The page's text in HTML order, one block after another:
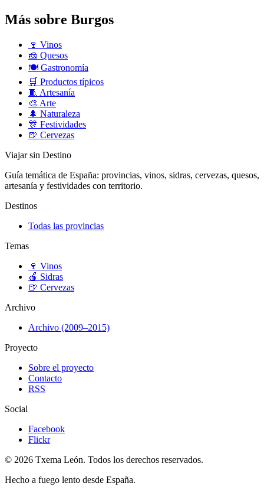
Más sobre Burgos
🍷 Vinos
🧀 Quesos
🍽️ Gastronomía
🛒 Productos típicos
🧵 Artesanía
🎨 Arte
🌲 Naturaleza
🎊 Festividades
🍺 Cervezas
Viajar sin Destino
Guía temática de España: provincias, vinos, sidras, cervezas, quesos,
artesanía y festividades con territorio.
Destinos
Todas las provincias
Temas
🍷 Vinos
🍎 Sidras
🍺 Cervezas
Archivo
Archivo (2009–2015)
Proyecto
Sobre el proyecto
Contacto
RSS
Social
Facebook
Flickr
© 2026 Txema León. Todos los derechos reservados.
Hecho a fuego lento desde España.